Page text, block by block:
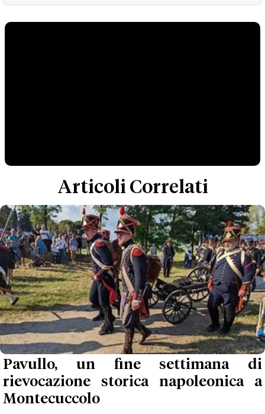
Articoli Correlati
Pavullo, un fine settimana di
rievocazione storica napoleonica a
Montecuccolo